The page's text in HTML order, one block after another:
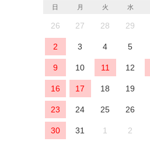
日 月 火 水
26 27 28 29
2 3 4 5
9 10 11 12
16 17 18 19
23 24 25 26
30 31 1 2